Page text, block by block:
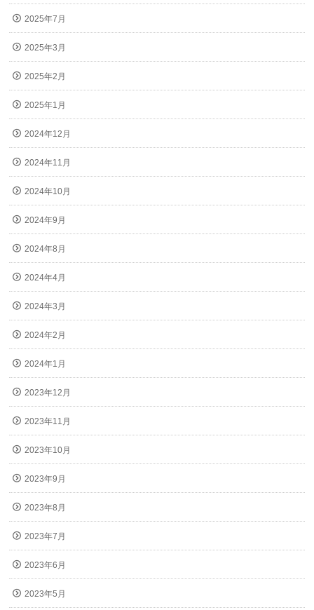
2025年7月
2025年3月
2025年2月
2025年1月
2024年12月
2024年11月
2024年10月
2024年9月
2024年8月
2024年4月
2024年3月
2024年2月
2024年1月
2023年12月
2023年11月
2023年10月
2023年9月
2023年8月
2023年7月
2023年6月
2023年5月